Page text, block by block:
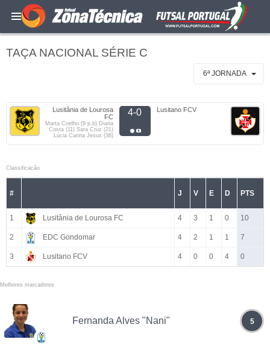
TAÇA NACIONAL SÉRIE C
6ª JORNADA
Lusitânia de Lourosa
FC
Marta Coelho (9 p.b) Diana
Costa (11) Sara Cruz (21)
Lúcia Carina Jesus (38)
4-0 Lusitano FCV
Classificacão
# J V E D PTS
1 Lusitânia de Lourosa FC 4 3 1 0 10
2 EDC Gondomar 4 2 1 1 7
3 Lusitano FCV 4 0 0 4 0
Melhores marcadores
Fernanda Alves "Nani" 5